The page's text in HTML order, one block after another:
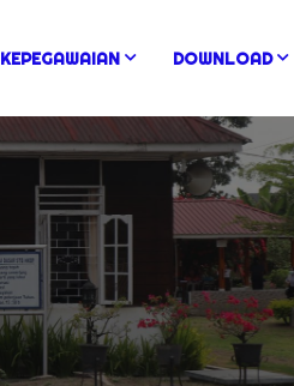
KEPEGAWAIAN DOWNLOAD